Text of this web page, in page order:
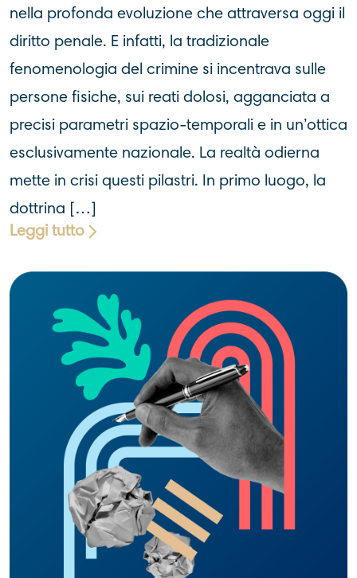
nella profonda evoluzione che attraversa oggi il
diritto penale. E infatti, la tradizionale
fenomenologia del crimine si incentrava sulle
persone fisiche, sui reati dolosi, agganciata a
precisi parametri spazio-temporali e in un’ottica
esclusivamente nazionale. La realtà odierna
mette in crisi questi pilastri. In primo luogo, la
dottrina […]
Leggi tutto